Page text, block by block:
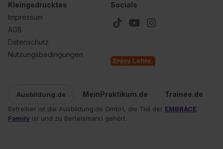
Wirkung für die Zukunft ganz oder teilweise über unsere
Datenschutzerklärung unter dem Punkt „Datenschutz-
Einstellungen“ widerrufen. Weitere Informationen zu den
einzelnen Cookies findest du durch Klick auf „Details
zeigen“. Weitere Informationen:Datenschutzerklärung
Kleingedrucktes
Impressum
AGB
Datenschutz
Nutzungsbedingungen
Socials
Ausbildung.de MeinPraktikum.de Trainee.de
Betreiber ist die Ausbildung.de GmbH, die Teil der EMBRACE
Family ist und zu Bertelsmann gehört.